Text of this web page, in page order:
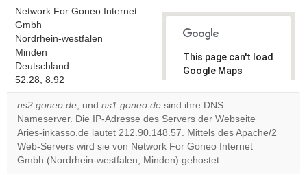
Network For Goneo Internet
Gmbh
Nordrhein-westfalen
Minden
Deutschland
52.28, 8.92
This page can't load
Google Maps
Do you
website?
ns2.goneo.de, und ns1.goneo.de sind ihre DNS
Nameserver. Die IP-Adresse des Servers der Webseite
Aries-inkasso.de lautet 212.90.148.57. Mittels des Apache/2
Web-Servers wird sie von Network For Goneo Internet
Gmbh (Nordrhein-westfalen, Minden) gehostet.